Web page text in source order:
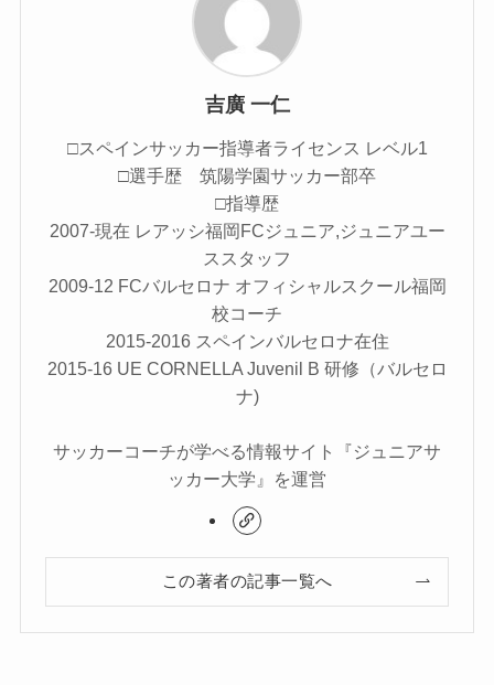
吉廣 一仁
□スペインサッカー指導者ライセンス レベル1
□選手歴 筑陽学園サッカー部卒
□指導歴
2007-現在 レアッシ福岡FCジュニア,ジュニアユー
ススタッフ
2009-12 FCバルセロナ オフィシャルスクール福岡
校コーチ
2015-2016 スペインバルセロナ在住
2015-16 UE CORNELLA Juvenil B 研修（バルセロ
ナ)
サッカーコーチが学べる情報サイト『ジュニアサ
ッカー大学』を運営
この著者の記事一覧へ